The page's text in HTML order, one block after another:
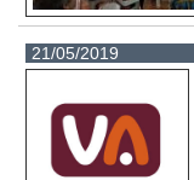
21/05/2019